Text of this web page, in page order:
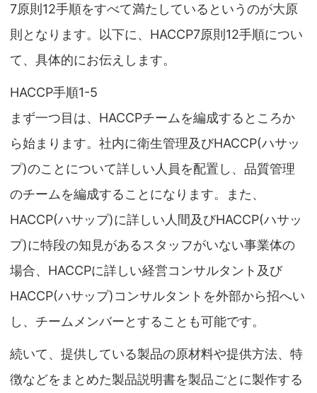
7原則12手順をすべて満たしているというのが大原
則となります。以下に、HACCP7原則12手順につい
て、具体的にお伝えします。
HACCP手順1-5
まず一つ目は、HACCPチームを編成するところか
ら始まります。社内に衛生管理及びHACCP(ハサッ
プ)のことについて詳しい人員を配置し、品質管理
のチームを編成することになります。また、
HACCP(ハサップ)に詳しい人間及びHACCP(ハサッ
プ)に特段の知見があるスタッフがいない事業体の
場合、HACCPに詳しい経営コンサルタント及び
HACCP(ハサップ)コンサルタントを外部から招へい
し、チームメンバーとすることも可能です。
続いて、提供している製品の原材料や提供方法、特
徴などをまとめた製品説明書を製品ごとに製作する